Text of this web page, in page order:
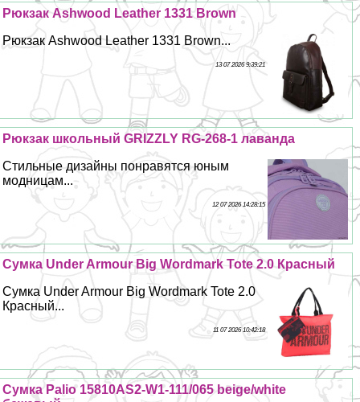
Рюкзак Ashwood Leather 1331 Brown
Рюкзак Ashwood Leather 1331 Brown...
13 07 2026 9:39:21
Рюкзак школьный GRIZZLY RG-268-1 лаванда
Стильные дизайны понравятся юным
модницам...
12 07 2026 14:28:15
Сумка Under Armour Big Wordmark Tote 2.0 Красный
Сумка Under Armour Big Wordmark Tote 2.0
Красный...
11 07 2026 10:42:18
Сумка Palio 15810AS2-W1-111/065 beige/white